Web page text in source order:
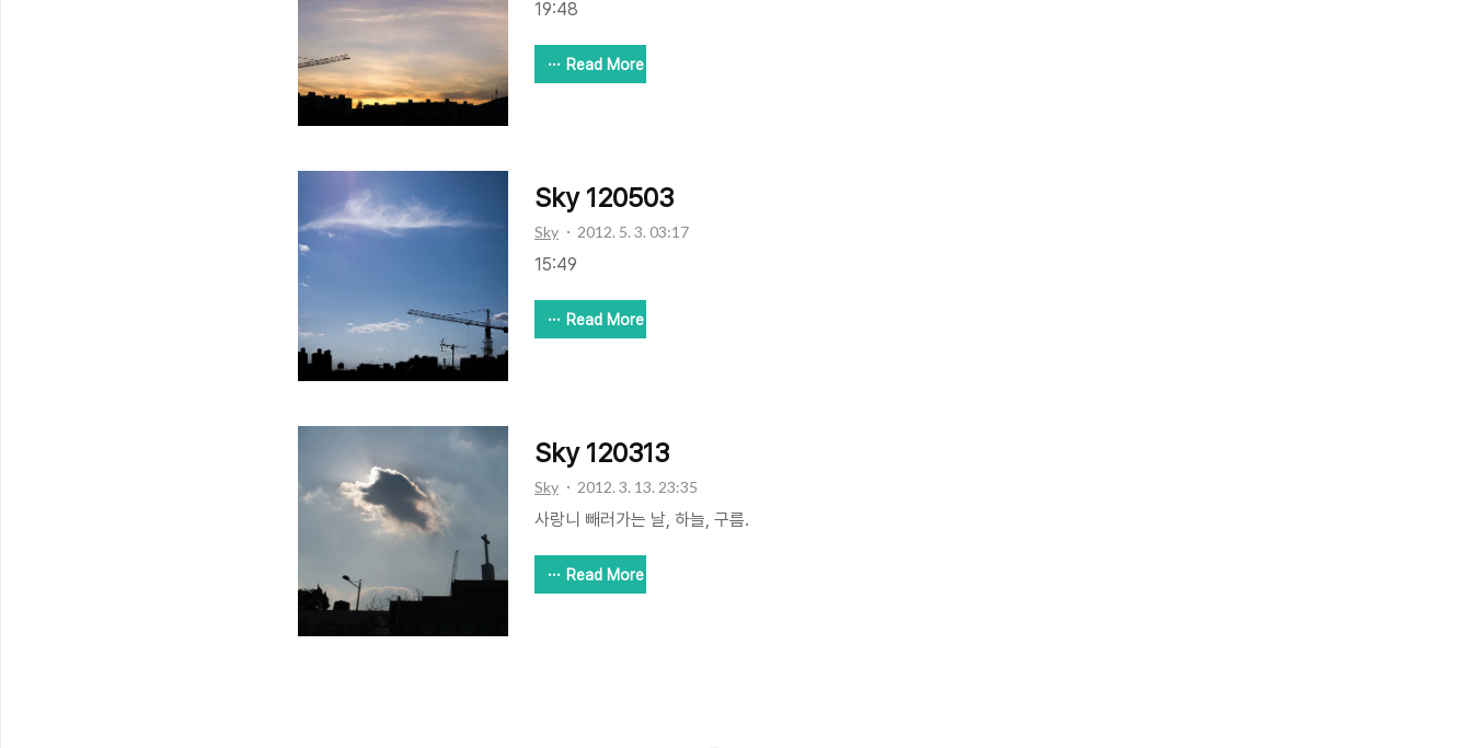
19:48
Read More
Sky 120503
Sky 2012. 5. 3. 03:17
15:49
Read More
Sky 120313
Sky 2012. 3. 13. 23:35
사랑니 빼러가는 날, 하늘, 구름.
Read More